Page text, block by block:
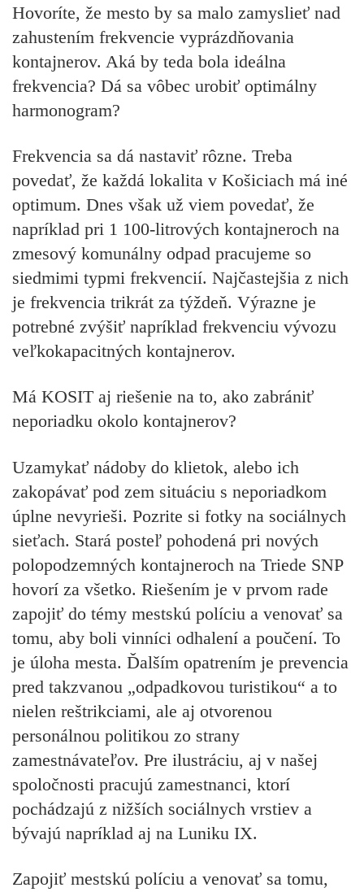
Hovoríte, že mesto by sa malo zamyslieť nad
zahustením frekvencie vyprázdňovania
kontajnerov. Aká by teda bola ideálna
frekvencia? Dá sa vôbec urobiť optimálny
harmonogram?
Frekvencia sa dá nastaviť rôzne. Treba
povedať, že každá lokalita v Košiciach má iné
optimum. Dnes však už viem povedať, že
napríklad pri 1 100-litrových kontajneroch na
zmesový komunálny odpad pracujeme so
siedmimi typmi frekvencií. Najčastejšia z nich
je frekvencia trikrát za týždeň. Výrazne je
potrebné zvýšiť napríklad frekvenciu vývozu
veľkokapacitných kontajnerov.
Má KOSIT aj riešenie na to, ako zabrániť
neporiadku okolo kontajnerov?
Uzamykať nádoby do klietok, alebo ich
zakopávať pod zem situáciu s neporiadkom
úplne nevyrieši. Pozrite si fotky na sociálnych
sieťach. Stará posteľ pohodená pri nových
polopodzemných kontajneroch na Triede SNP
hovorí za všetko. Riešením je v prvom rade
zapojiť do témy mestskú políciu a venovať sa
tomu, aby boli vinníci odhalení a poučení. To
je úloha mesta. Ďalším opatrením je prevencia
pred takzvanou „odpadkovou turistikou“ a to
nielen reštrikciami, ale aj otvorenou
personálnou politikou zo strany
zamestnávateľov. Pre ilustráciu, aj v našej
spoločnosti pracujú zamestnanci, ktorí
pochádzajú z nižších sociálnych vrstiev a
bývajú napríklad aj na Luniku IX.
Zapojiť mestskú políciu a venovať sa tomu,